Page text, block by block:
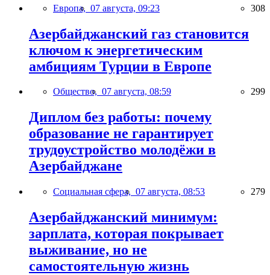
Европа, 07 августа, 09:23 308
Азербайджанский газ становится
ключом к энергетическим
амбициям Турции в Европе
Общество, 07 августа, 08:59 299
Диплом без работы: почему
образование не гарантирует
трудоустройство молодёжи в
Азербайджане
Социальная сфера, 07 августа, 08:53 279
Азербайджанский минимум:
зарплата, которая покрывает
выживание, но не
самостоятельную жизнь